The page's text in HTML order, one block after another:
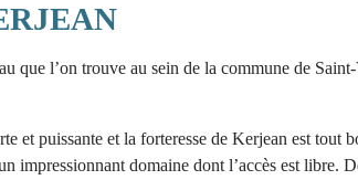
que l’on trouve au sein de la commune de
et puissante et la forteresse de Kerjean est
impressionnant domaine dont l’accès est libre.